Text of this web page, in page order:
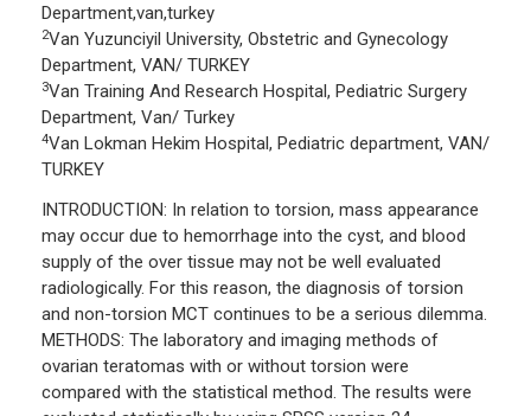
Department,van,turkey
2Van Yuzunciyil University, Obstetric and Gynecology
Department, VAN/ TURKEY
3Van Training And Research Hospital, Pediatric Surgery
Department, Van/ Turkey
4Van Lokman Hekim Hospital, Pediatric department, VAN/
TURKEY
INTRODUCTION: In relation to torsion, mass appearance
may occur due to hemorrhage into the cyst, and blood
supply of the over tissue may not be well evaluated
radiologically. For this reason, the diagnosis of torsion
and non-torsion MCT continues to be a serious dilemma.
METHODS: The laboratory and imaging methods of
ovarian teratomas with or without torsion were
compared with the statistical method. The results were